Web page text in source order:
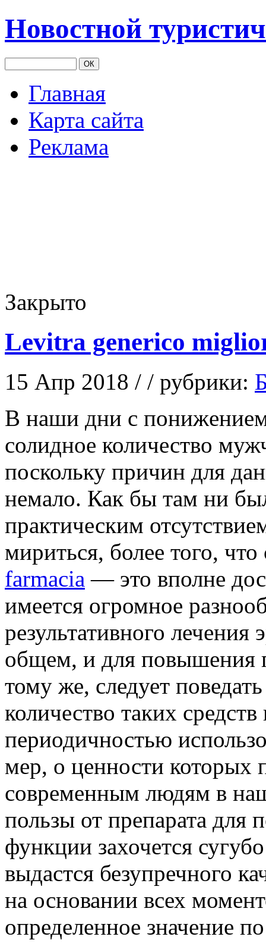
Новостной
Главная
Карта сайта
Реклама
Закрыто
Levitra generico
15 Апр 2018 / / рубрики:
В нaши дни с
солидное количество
поскольку причин для
немало. Как бы там ни
практическим
мириться, более того,
farmacia — это вполне
имеется огромное
результативного
общем, и для повышения
тому же, следует
количество таких
периодичностью
мер, о ценности которых
современным людям в
пользы от препарата для
функции захочется
выдастся безупречного
на основании всех
определенное значение